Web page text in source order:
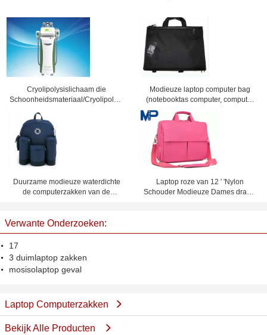
Cryolipolysislichaam die
Schoonheidsmateriaal/Cryolipolysis-
Niet-invasieve Vette Vermindering
vormen
Modieuze laptop computer bag
(notebooktas computer, computer
niet-lederen tas)
Duurzame modieuze waterdichte
de computerzakken van de
Laptop roze van 12 ' 'Nylon
Schouder Modieuze Dames draagt
Verwante Onderzoeken:
17
3 duimlaptop zakken
mosisolaptop geval
Laptop Computerzakken
Bekijk Alle Producten